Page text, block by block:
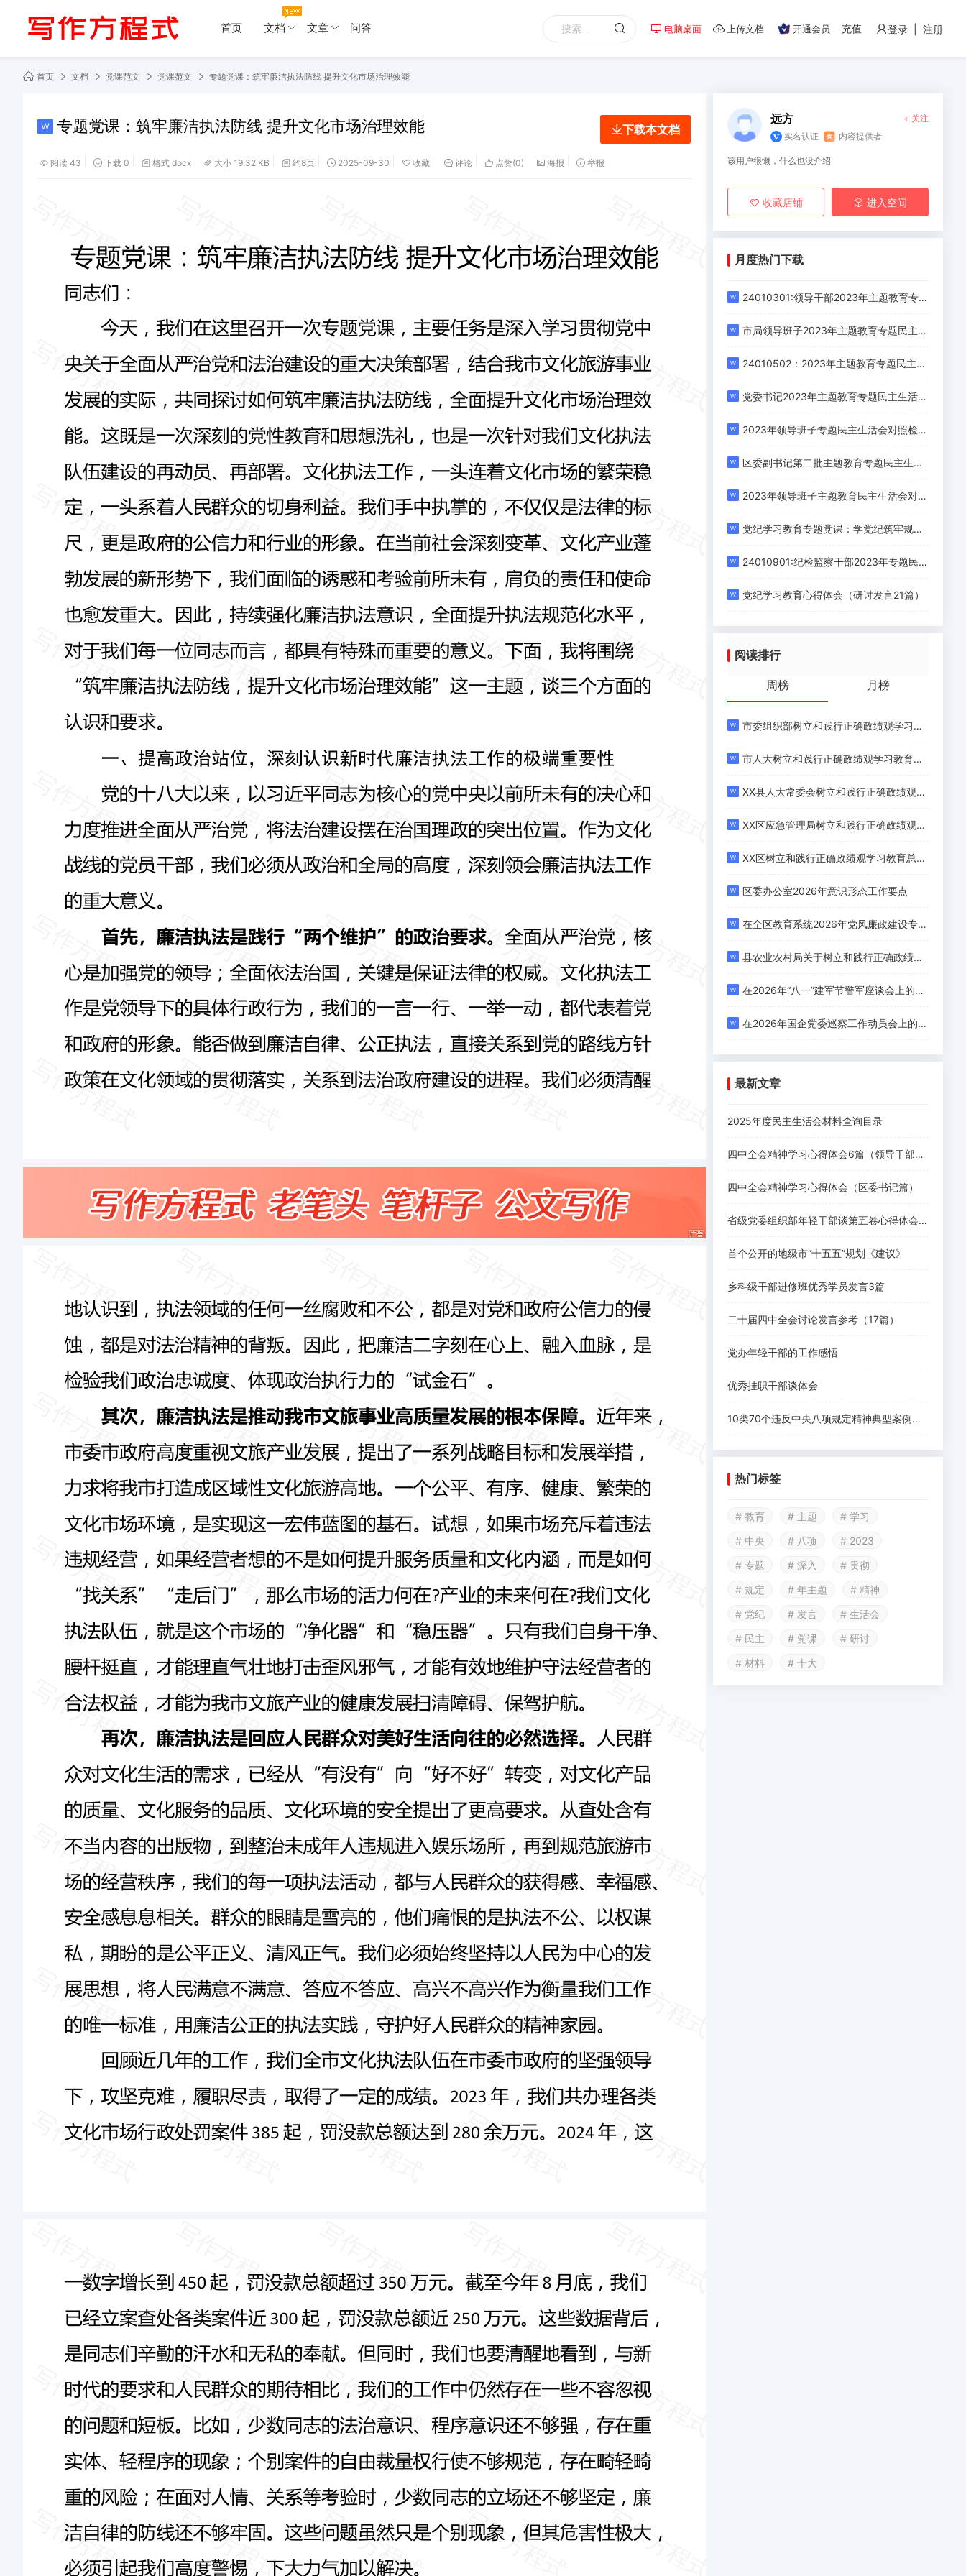
首页 文档 文章 问答 电脑桌面 上传文档 开通会员 充值 登录 | 注册
首页 文档 党课范文 党课范文 专题党课：筑牢廉洁执法防线 提升文化市场治理效能
专题党课：筑牢廉洁执法防线 提升文化市场治理效能 下载本文档
阅读 43 下载 0 格式 docx 大小 19.32 KB 约8页 2025-09-30 收藏 评论 点赞(0) 海报 举报
远方
+ 关注
实名认证
内容提供者
该用户很懒，什么也没介绍
收藏店铺 进入空间
月度热门下载
24010301:领导干部2023年主题教育专题民主生活会对照发言材料（新6个对照方面）
市局领导班子2023年主题教育专题民主生活会对照检查材料
24010502：2023年主题教育专题民主生活会个人对照检查发言提纲（新6个对照方面）
党委书记2023年主题教育专题民主生活会对照检查材料（新6个对照方面）
2023年领导班子专题民主生活会对照检查材料
区委副书记第二批主题教育专题民主生活会个人对照检查材料（新6个方面）
2023年领导班子主题教育民主生活会对照检查材料（新六个方面）
党纪学习教育专题党课：学党纪筑牢规矩“防火墙”，心存敬畏，使守纪律、讲规矩成为行动自觉
24010901:纪检监察干部2023年专题民主生活会个人对照检查发言材料（新6个方面+案例剖析查摆）
党纪学习教育心得体会（研讨发言21篇）
阅读排行
周榜 月榜
市委组织部树立和践行正确政绩观学习教育阶段性工作总结
市人大树立和践行正确政绩观学习教育工作总结
XX县人大常委会树立和践行正确政绩观学习教育工作总结
XX区应急管理局树立和践行正确政绩观学习教育总结报告
XX区树立和践行正确政绩观学习教育总结报告
区委办公室2026年意识形态工作要点
在全区教育系统2026年党风廉政建设专题会议上的讲话
县农业农村局关于树立和践行正确政绩观学习教育的总结报告
在2026年“八一”建军节警军座谈会上的讲话
在2026年国企党委巡察工作动员会上的表态发言
最新文章
2025年度民主生活会材料查询目录
四中全会精神学习心得体会6篇（领导干部篇）
四中全会精神学习心得体会（区委书记篇）
省级党委组织部年轻干部谈第五卷心得体会6篇
首个公开的地级市“十五五”规划《建议》
乡科级干部进修班优秀学员发言3篇
二十届四中全会讨论发言参考（17篇）
党办年轻干部的工作感悟
优秀挂职干部谈体会
10类70个违反中央八项规定精神典型案例汇编
热门标签
# 教育 # 主题
# 学习
# 中央
# 八项
# 2023
# 专题
# 深入
# 贯彻
# 规定
# 年主题
# 精神
# 党纪
# 发言
# 生活会
# 民主
# 党课
# 研讨
# 材料
# 十大